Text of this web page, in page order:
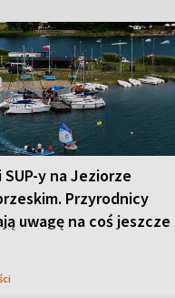
SUP-y na Jeziorze
Przyrodnicy
uwagę na coś jeszcze